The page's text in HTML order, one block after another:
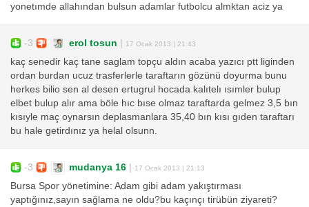
yonetımde allahından bulsun adamlar futbolcu almktan aciz ya
-3 erol tosun | 17 Ocak 2013 | 21:43
kaç senedir kaç tane saglam topçu aldın acaba yazıcı ptt liginden
ordan burdan ucuz trasferlerle taraftarın gözünü doyurma bunu
herkes bilio sen al desen ertugrul hocada kalıtelı ısımler bulup
elbet bulup alır ama böle hıc bıse olmaz taraftarda gelmez 3,5 bın
kısıyle maç oynarsın deplasmanlara 35,40 bın kısı gıden taraftarı
bu hale getirdınız ya helal olsunn.
-3 mudanya 16 | 17 Ocak 2013 | 21:13
Bursa Spor yönetimine: Adam gibi adam yakıştırması
yaptığınız,sayın sağlama ne oldu?bu kaçınçı tirübün ziyareti?